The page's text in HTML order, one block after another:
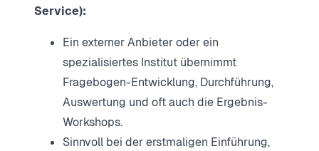
Service):
Ein externer Anbieter oder ein
spezialisiertes Institut übernimmt
Fragebogen-Entwicklung, Durchführung,
Auswertung und oft auch die Ergebnis-
Workshops.
Sinnvoll bei der erstmaligen Einführung,